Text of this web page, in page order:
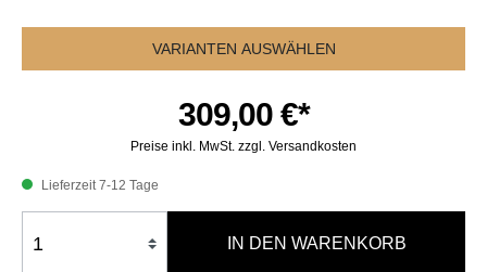
VARIANTEN AUSWÄHLEN
309,00 €*
Preise inkl. MwSt. zzgl. Versandkosten
Lieferzeit 7-12 Tage
IN DEN WARENKORB